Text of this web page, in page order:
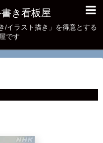
き看板屋
/イラスト描き」を得意とする
です